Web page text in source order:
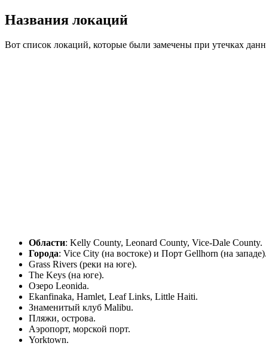
Названия локаций
Вот список локаций, которые были замечены при утечках
Области: Kelly County, Leonard County, Vice-Dale County.
Города: Vice City (на востоке) и Порт Gellhorn (на западе).
Grass Rivers (реки на юге).
The Keys (на юге).
Озеро Leonida.
Ekanfinaka, Hamlet, Leaf Links, Little Haiti.
Знаменитый клуб Malibu.
Пляжи, острова.
Аэропорт, морской порт.
Yorktown.